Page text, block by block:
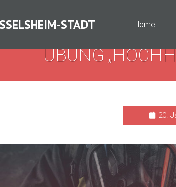
STADT Home
ÜBUNG
20.